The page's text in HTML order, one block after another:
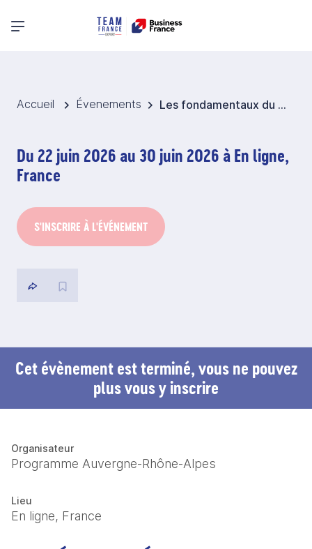
Menu principal
Accueil Évenements Les fondamentaux du commerce international
Du 22 juin 2026 au 30 juin 2026 à En ligne,
France
S'INSCRIRE À L'ÉVÉNEMENT
Cet évènement est terminé, vous ne pouvez
plus vous y inscrire
Organisateur
Programme Auvergne-Rhône-Alpes
Lieu
En ligne, France